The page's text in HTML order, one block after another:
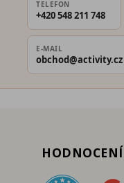
TELEFON
+420 548 211 748
E-MAIL
obchod@activity.cz
HODNOCENÍ